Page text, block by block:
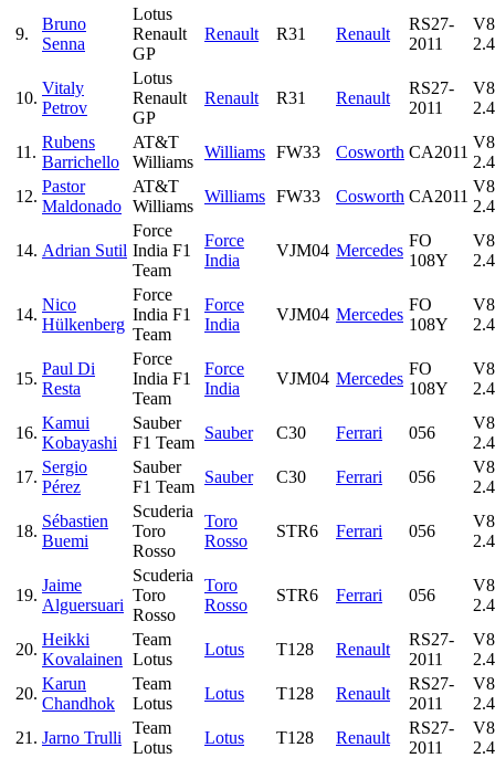
9.
Bruno
Senna
Lotus
Renault
GP
Renault R31 Renault
RS27-
2011
V8
10.
Vitaly
Petrov
Lotus
Renault
GP
Renault R31 Renault
RS27-
2011
V8
11.
Rubens
Barrichello
AT&T
Williams
Williams FW33 Cosworth CA2011
V8
12.
Pastor
Maldonado
AT&T
Williams
Williams FW33 Cosworth CA2011
V8
14. Adrian Sutil
Force
India F1
Team
Force
India
VJM04 Mercedes
FO
108Y
V8
14.
Nico
Hülkenberg
Force
India F1
Team
Force
India
VJM04 Mercedes
FO
108Y
V8
15.
Paul Di
Resta
Force
India F1
Team
Force
India
VJM04 Mercedes
FO
108Y
V8
16.
Kamui
Kobayashi
Sauber
F1 Team
Sauber C30 Ferrari 056
V8
17.
Sergio
Pérez
Sauber
F1 Team
Sauber C30 Ferrari 056
V8
18.
Sébastien
Buemi
Scuderia
Toro
Rosso
Toro
Rosso
STR6 Ferrari 056
V8
19.
Jaime
Alguersuari
Scuderia
Toro
Rosso
Toro
Rosso
STR6 Ferrari 056
V8
20.
Heikki
Kovalainen
Team
Lotus
Lotus T128 Renault
RS27-
2011
V8
20.
Karun
Chandhok
Team
Lotus
Lotus T128 Renault
RS27-
2011
V8
21. Jarno Trulli
Team
Lotus
Lotus T128 Renault
RS27-
2011
V8